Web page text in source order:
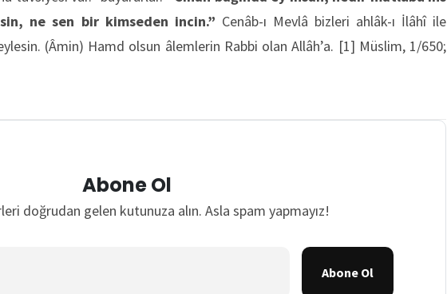
ne sen bir kimseden incin.” Cenâb-ı Mevlâ bizleri ahlâk-ı İlâhî ile
(Âmin) Hamd olsun âlemlerin Rabbi olan Allâh’a. [1] Müslim, 1/650;
Abone Ol
doğrudan gelen kutunuza alın. Asla spam yapmayız!
Abone Ol